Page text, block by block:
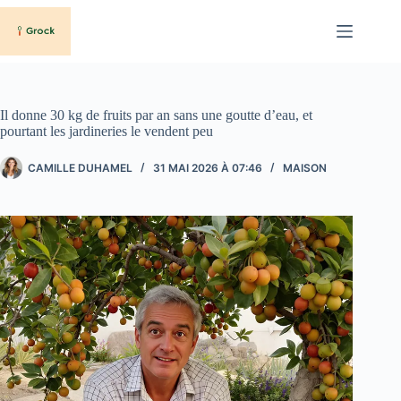
Passer
contenu
Il donne 30 kg de fruits par an sans une goutte d’eau, et
pourtant les jardineries le vendent peu
CAMILLE DUHAMEL 31 MAI 2026 À 07:46 MAISON